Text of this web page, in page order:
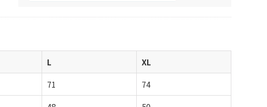
L
XL
71
74